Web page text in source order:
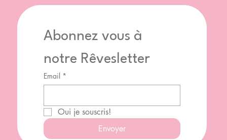
Abonnez vous à
notre Rêvesletter
Email *
Oui je souscris!
Envoyer